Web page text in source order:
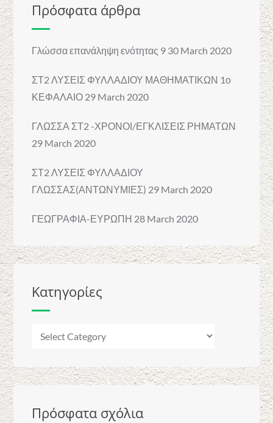
Πρόσφατα άρθρα
Γλώσσα επανάληψη ενότητας 9 30 March 2020
ΣΤ2 ΛΥΣΕΙΣ ΦΥΛΛΑΔΙΟΥ ΜΑΘΗΜΑΤΙΚΩΝ 1ο
ΚΕΦΑΛΑΙΟ 29 March 2020
ΓΛΩΣΣΑ ΣΤ2 -ΧΡΟΝΟΙ/ΕΓΚΛΙΣΕΙΣ ΡΗΜΑΤΩΝ
29 March 2020
ΣΤ2 ΛΥΣΕΙΣ ΦΥΛΛΑΔΙΟΥ
ΓΛΩΣΣΑΣ(ΑΝΤΩΝΥΜΙΕΣ) 29 March 2020
ΓΕΩΓΡΑΦΙΑ-ΕΥΡΩΠΗ 28 March 2020
Κατηγορίες
Κατηγορίες
Πρόσφατα σχόλια